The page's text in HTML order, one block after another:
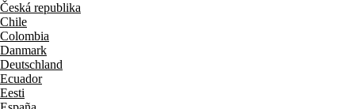
Česká republika
Chile
Colombia
Danmark
Deutschland
Ecuador
Eesti